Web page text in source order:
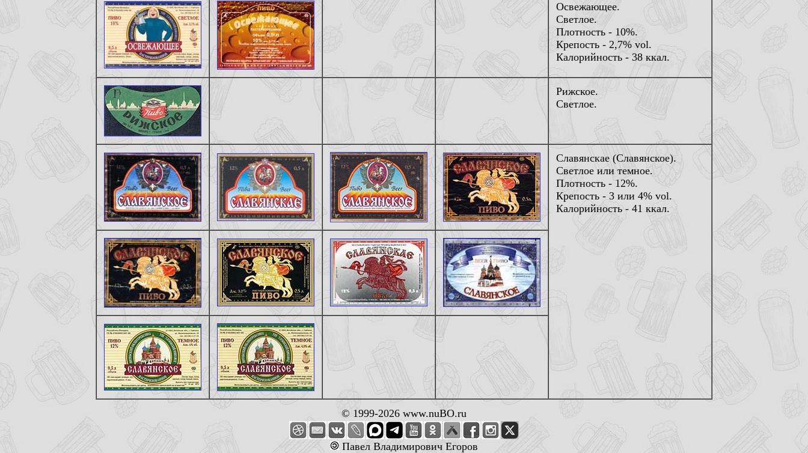
Освежающее.
Светлое.
Плотность - 10%.
Крепость - 2,7% vol.
Калорийность - 38 ккал.
Рижское.
Светлое.
Славянскае (Славянское).
Светлое или темное.
Плотность - 12%.
Крепость - 3 или 4% vol.
Калорийность - 41 ккал.
© 1999-2026 www.nuBO.ru
Павел Владимирович Егоров